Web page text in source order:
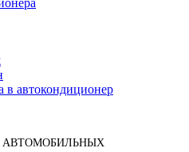
в автокондиционер
АВТОМОБИЛЬНЫХ